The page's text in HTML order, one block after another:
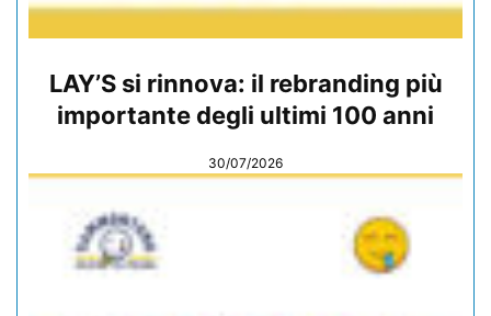
LAY’S si rinnova: il rebranding più
importante degli ultimi 100 anni
30/07/2026